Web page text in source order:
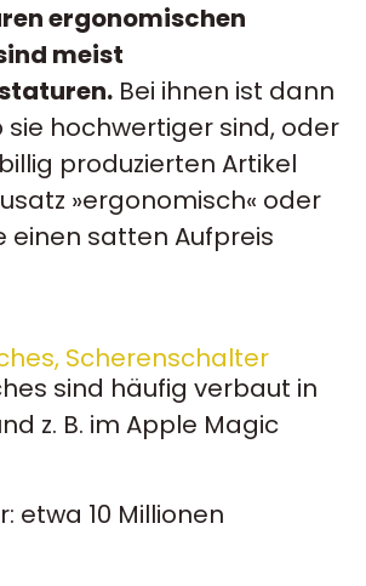
ergonomischen
meist
Bei ihnen ist dann
sie hochwertiger sind, oder
produzierten Artikel
»ergonomisch« oder
einen satten Aufpreis
Scherenschalter
sind häufig verbaut in
z. B. im Apple Magic
etwa 10 Millionen